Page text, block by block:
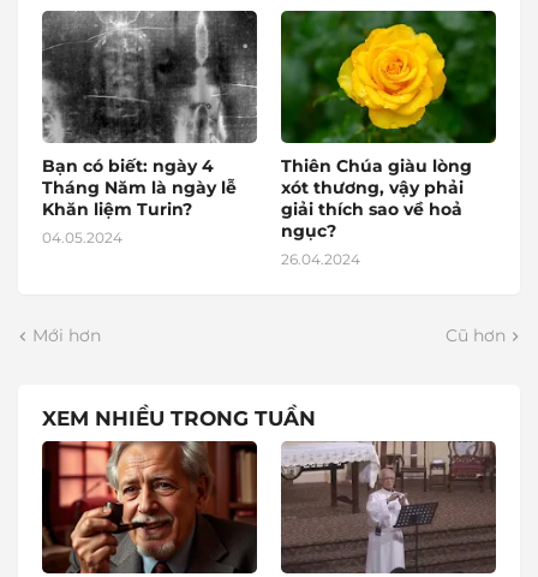
Bạn có biết: ngày 4
Tháng Năm là ngày lễ
Khăn liệm Turin?
04.05.2024
Thiên Chúa giàu lòng
xót thương, vậy phải
giải thích sao về hoả
ngục?
26.04.2024
Mới hơn Cũ hơn
XEM NHIỀU TRONG TUẦN